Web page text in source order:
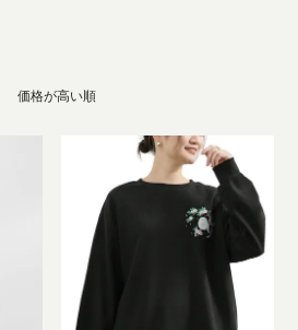
価格が高い順